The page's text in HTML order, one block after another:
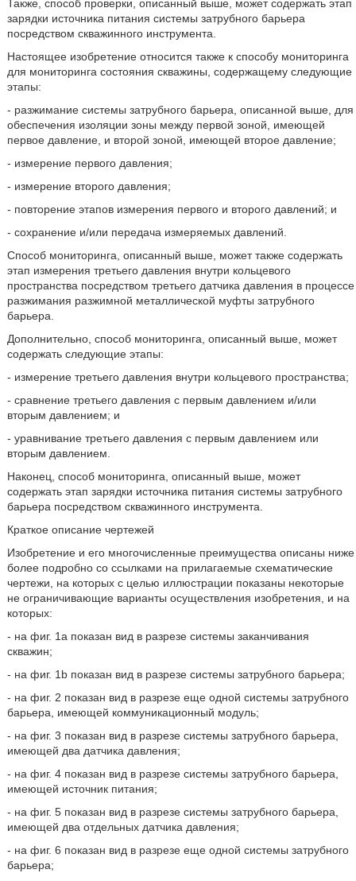
Также, способ проверки, описанный выше, может содержать этап
зарядки источника питания системы затрубного барьера
посредством скважинного инструмента.
Настоящее изобретение относится также к способу мониторинга
для мониторинга состояния скважины, содержащему следующие
этапы:
- разжимание системы затрубного барьера, описанной выше, для
обеспечения изоляции зоны между первой зоной, имеющей
первое давление, и второй зоной, имеющей второе давление;
- измерение первого давления;
- измерение второго давления;
- повторение этапов измерения первого и второго давлений; и
- сохранение и/или передача измеряемых давлений.
Способ мониторинга, описанный выше, может также содержать
этап измерения третьего давления внутри кольцевого
пространства посредством третьего датчика давления в процессе
разжимания разжимной металлической муфты затрубного
барьера.
Дополнительно, способ мониторинга, описанный выше, может
содержать следующие этапы:
- измерение третьего давления внутри кольцевого пространства;
- сравнение третьего давления с первым давлением и/или
вторым давлением; и
- уравнивание третьего давления с первым давлением или
вторым давлением.
Наконец, способ мониторинга, описанный выше, может
содержать этап зарядки источника питания системы затрубного
барьера посредством скважинного инструмента.
Краткое описание чертежей
Изобретение и его многочисленные преимущества описаны ниже
более подробно со ссылками на прилагаемые схематические
чертежи, на которых с целью иллюстрации показаны некоторые
не ограничивающие варианты осуществления изобретения, и на
которых:
- на фиг. 1а показан вид в разрезе системы заканчивания
скважин;
- на фиг. 1b показан вид в разрезе системы затрубного барьера;
- на фиг. 2 показан вид в разрезе еще одной системы затрубного
барьера, имеющей коммуникационный модуль;
- на фиг. 3 показан вид в разрезе системы затрубного барьера,
имеющей два датчика давления;
- на фиг. 4 показан вид в разрезе системы затрубного барьера,
имеющей источник питания;
- на фиг. 5 показан вид в разрезе системы затрубного барьера,
имеющей два отдельных датчика давления;
- на фиг. 6 показан вид в разрезе еще одной системы затрубного
барьера;